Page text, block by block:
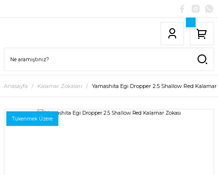
Anasayfa Kalamar Zokaları Yamashita Egi Dropper 2.5 Shallow Red Kalamar
Tükenmek Üzere